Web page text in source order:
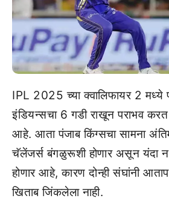
IPL 2025 च्या क्वालिफायर 2 मध्ये
इंडियन्सचा 6 गडी राखून पराभव
आहे. आता पंजाब किंग्सचा सामना
चॅलेंजर्स बंगळुरूशी होणार असून यंदा
होणार आहे, कारण दोन्ही संघांनी
खिताब जिंकलेला नाही.